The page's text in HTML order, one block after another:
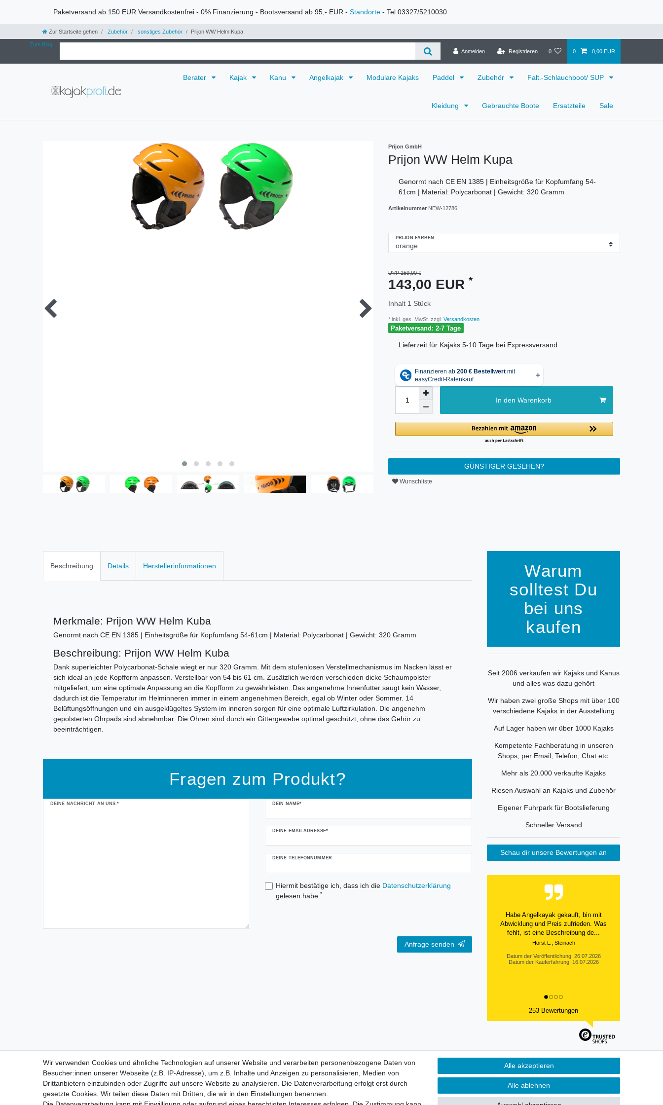
Paketversand ab 150 EUR Versandkostenfrei - 0% Finanzierung - Bootsversand ab 95,- EUR - Standorte - Tel.03327/5210030
Zur Startseite gehen Zubehör sonstiges Zubehör Prijon WW Helm Kupa
Zum Blog
Anmelden
Registrieren 0 0 0,00 EUR
Berater Kajak Kanu Angelkajak Modulare Kajaks Paddel Zubehör Falt.-Schlauchboot/ SUP
Kleidung Gebrauchte Boote Ersatzteile Sale
Prijon GmbH
Prijon WW Helm Kupa
Genormt nach CE EN 1385 | Einheitsgröße für Kopfumfang 54-
61cm | Material: Polycarbonat | Gewicht: 320 Gramm
Artikelnummer NEW-12786
PRIJON FARBEN
UVP 159,90 €
143,00 EUR *
Inhalt 1 Stück
* inkl. ges. MwSt. zzgl. Versandkosten
Paketversand: 2-7 Tage
Lieferzeit für Kajaks 5-10 Tage bei Expressversand
In den Warenkorb
GÜNSTIGER GESEHEN?
Wunschliste
Beschreibung Details Herstellerinformationen
Merkmale: Prijon WW Helm Kuba
Genormt nach CE EN 1385 | Einheitsgröße für Kopfumfang 54-61cm | Material: Polycarbonat | Gewicht: 320 Gramm
Beschreibung: Prijon WW Helm Kuba
Dank superleichter Polycarbonat-Schale wiegt er nur 320 Gramm. Mit dem stufenlosen Verstellmechanismus im Nacken lässt er
sich ideal an jede Kopfform anpassen. Verstellbar von 54 bis 61 cm. Zusätzlich werden verschieden dicke Schaumpolster
mitgeliefert, um eine optimale Anpassung an die Kopfform zu gewährleisten. Das angenehme Innenfutter saugt kein Wasser,
dadurch ist die Temperatur im Helminneren immer in einem angenehmen Bereich, egal ob Winter oder Sommer. 14
Belüftungsöffnungen und ein ausgeklügeltes System im inneren sorgen für eine optimale Luftzirkulation. Die angenehm
gepolsterten Ohrpads sind abnehmbar. Die Ohren sind durch ein Gittergewebe optimal geschützt, ohne das Gehör zu
beeinträchtigen.
Fragen zum Produkt?
DEINE NACHRICHT AN UNS.* DEIN NAME*
DEINE EMAILADRESSE*
DEINE TELEFONNUMMER
Hiermit bestätige ich, dass ich die Daten­schutz­erklärung
gelesen habe. *
Ceres::Template.mailFormHoneypotLabel
Anfrage senden
Warum
solltest Du
bei uns
kaufen
Seit 2006 verkaufen wir Kajaks und Kanus
und alles was dazu gehört
Wir haben zwei große Shops mit über 100
verschiedene Kajaks in der Ausstellung
Auf Lager haben wir über 1000 Kajaks
Kompetente Fachberatung in unseren
Shops, per Email, Telefon, Chat etc.
Mehr als 20.000 verkaufte Kajaks
Riesen Auswahl an Kajaks und Zubehör
Eigener Fuhrpark für Bootslieferung
Schneller Versand
Schau dir unsere Bewertungen an
Habe Angelkayak gekauft, bin mit
Abwicklung und Preis zufrieden. Was
fehlt, ist eine Beschreibung de...
Horst L., Steinach
Datum der Veröffentlichung: 26.07.2026
Datum der Kauferfahrung: 16.07.2026
253 Bewertungen
Impressum Daten­schutz­erklärung AGB Widerrufs­recht Vertrag widerrufen
Wir verwenden Cookies und ähnliche Technologien auf unserer Website und verarbeiten personenbezogene Daten von
Besucher:innen unserer Webseite (z.B. IP-Adresse), um z.B. Inhalte und Anzeigen zu personalisieren, Medien von
Drittanbietern einzubinden oder Zugriffe auf unsere Website zu analysieren. Die Datenverarbeitung erfolgt erst durch
gesetzte Cookies. Wir teilen diese Daten mit Dritten, die wir in den Einstellungen benennen.
Alle akzeptieren
Alle ablehnen